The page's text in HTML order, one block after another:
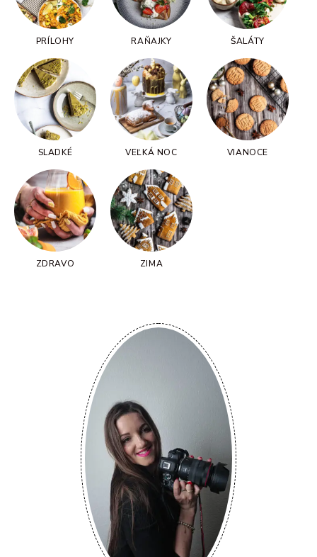
PRÍLOHY RAŇAJKY ŠALÁTY
SLADKÉ VEĽKÁ NOC VIANOCE
ZDRAVO ZIMA